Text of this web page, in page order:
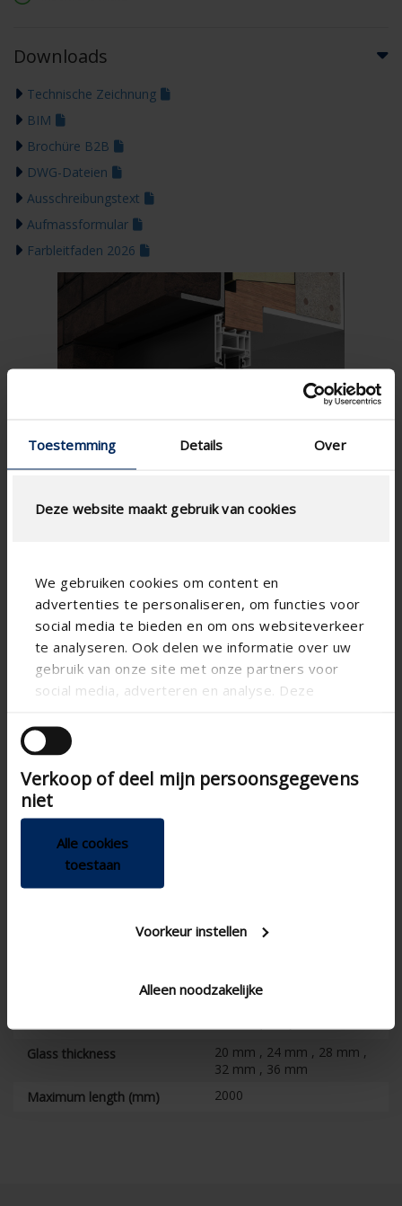
Toestemming Details Over
Deze website maakt gebruik van cookies
We gebruiken cookies om content en
advertenties te personaliseren, om functies voor
social media te bieden en om ons websiteverkeer
te analyseren. Ook delen we informatie over uw
gebruik van onze site met onze partners voor
social media, adverteren en analyse. Deze
andere informatie die u aan ze heeft verstrekt of
die ze hebben verzameld op basis van uw gebruik
van hun services.
Verkoop of deel mijn persoonsgegevens
niet
Alle cookies
toestaan
Voorkeur instellen
Alleen noodzakelijke
Downloads
Technische Zeichnung
BIM
Brochüre B2B
DWG-Dateien
Ausschreibungstext
Aufmassformular
Farbleitfaden 2026
Technische Spezifikationen
Stufenlos
, Manuell
Glass thickness
20 mm , 24 mm , 28 mm ,
32 mm , 36 mm
Maximum length (mm)
2000